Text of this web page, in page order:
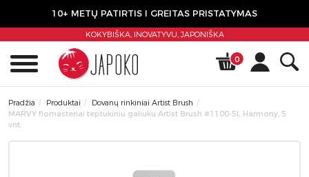
10+ METŲ PATIRTIS I GREITAS PRISTATYMAS
KOKYBIŠKA, INOVATYVU,JAPONIŠKA
0
Pradžia Produktai
Dovanų rinkiniai Artist Brush
MARVY flomasteriai teptukiniu galiuku Artist Brush #1100-5L Harmony, 5
vnt.